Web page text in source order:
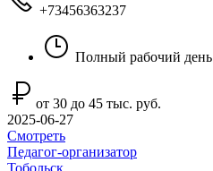
+73456363237
Полный рабочий день
от 30 до 45 тыс. руб.
2025-06-27
Смотреть
Педагог-организатор
Тобольск